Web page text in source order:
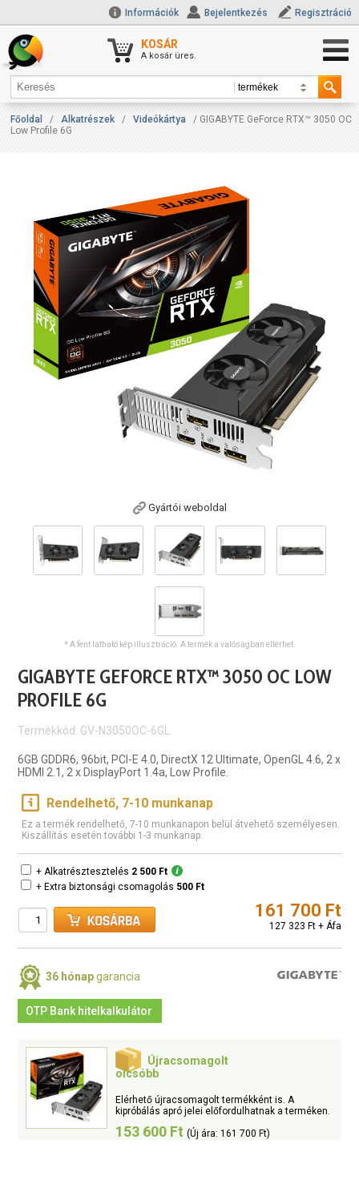
Információk Bejelentkezés Regisztráció
KOSÁR
A kosár üres.
Főoldal / Alkatrészek / Videókártya
/ GIGABYTE GeForce RTX™ 3050 OC
Low Profile 6G
Gyártói weboldal
* A fent látható kép illusztráció. A termék a valóságban eltérhet.
GIGABYTE GEFORCE RTX™ 3050 OC LOW
PROFILE 6G
Termékkód: GV-N3050OC-6GL
6GB GDDR6, 96bit, PCI-E 4.0, DirectX 12 Ultimate, OpenGL 4.6, 2 x
HDMI 2.1, 2 x DisplayPort 1.4a, Low Profile.
Rendelhető, 7-10 munkanap
Ez a termék rendelhető, 7-10 munkanapon belül átvehető személyesen.
Kiszállítás esetén további 1-3 munkanap.
+ Alkatrésztesztelés 2 500 Ft
+ Extra biztonsági csomagolás 500 Ft
161 700 Ft
127 323 Ft + Áfa
36 hónapgarancia
OTP Bank hitelkalkulátor
Újracsomagolt
olcsóbb
Elérhető újracsomagolt termékként is. A
kipróbálás apró jelei előfordulhatnak a terméken.
153 600 Ft (Új ára: 161 700 Ft)